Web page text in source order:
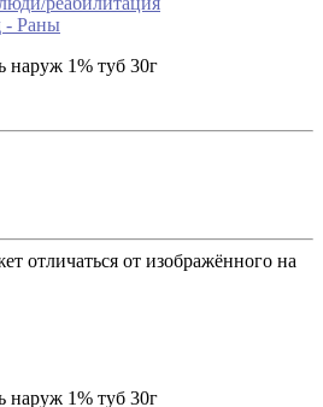
- Раны
отличаться от изображённого на